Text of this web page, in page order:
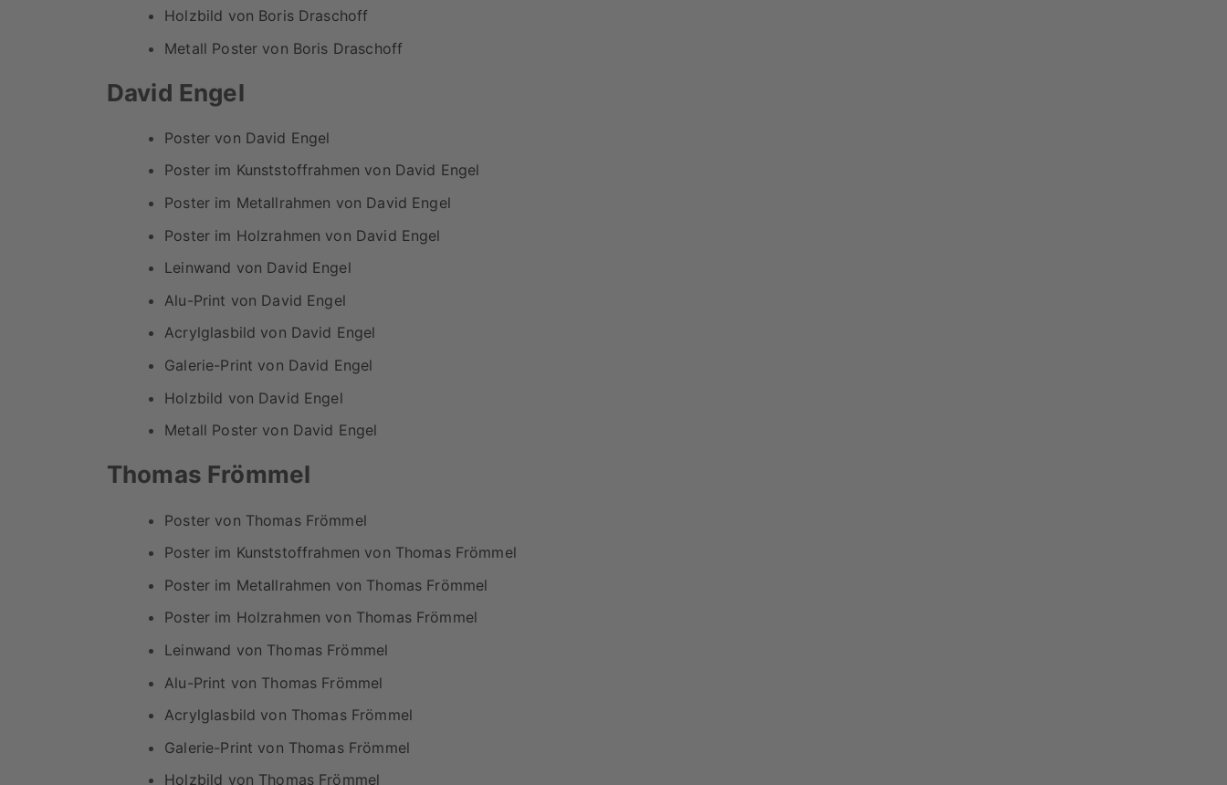
Holzbild von Boris Draschoff
Metall Poster von Boris Draschoff
David Engel
Poster von David Engel
Poster im Kunststoffrahmen von David Engel
Poster im Metallrahmen von David Engel
Poster im Holzrahmen von David Engel
Leinwand von David Engel
Alu-Print von David Engel
Acrylglasbild von David Engel
Galerie-Print von David Engel
Holzbild von David Engel
Metall Poster von David Engel
Thomas Frömmel
Poster von Thomas Frömmel
Poster im Kunststoffrahmen von Thomas Frömmel
Poster im Metallrahmen von Thomas Frömmel
Poster im Holzrahmen von Thomas Frömmel
Leinwand von Thomas Frömmel
Alu-Print von Thomas Frömmel
Acrylglasbild von Thomas Frömmel
Galerie-Print von Thomas Frömmel
Holzbild von Thomas Frömmel